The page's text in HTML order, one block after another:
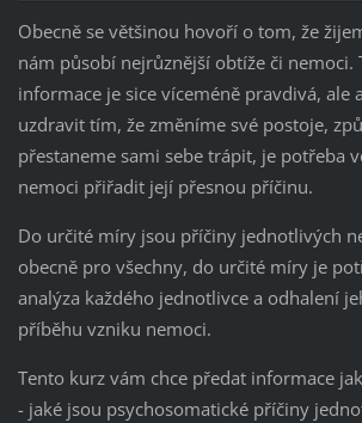
Obecně se většinou hovoří o tom, že
nám působí nejrůznější obtíže či nemoci.
informace je sice víceméně pravdivá, ale
uzdravit tím, že změníme své postoje,
přestaneme sami sebe trápit, je potřeba
nemoci přiřadit její přesnou příčinu.
Do určité míry jsou příčiny jednotlivých
obecně pro všechny, do určité míry je
analýza každého jednotlivce a odhalení
příběhu vzniku nemoci.
Tento kurz vám chce předat informace
- jaké jsou psychosomatické příčiny